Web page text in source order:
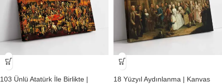
-23%
103 Ünlü Atatürk İle Birlikte |
-23%
18 Yüzyıl Aydınlanma | Kanvas